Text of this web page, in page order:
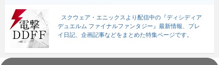
スクウェア・エニックスより配信中の『ディシディア
デュエルム ファイナルファンタジー』最新情報、プレ
イ日記、企画記事などをまとめた特集ページです。